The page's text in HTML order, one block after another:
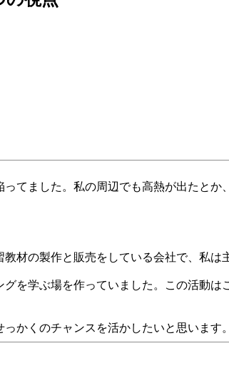
てました。私の周辺でも高熱が出たと
材の製作と販売をしている会社で、私は
を学ぶ場を作っていました。この活動
かくのチャンスを活かしたいと思います。